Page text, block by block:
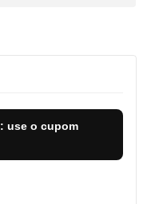
: use o cupom